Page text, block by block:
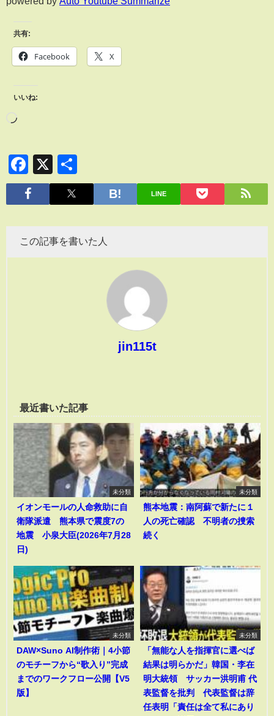
共有:
Facebook X
いいね:
Facebook
X
有
LINE
この記事を書いた人
jin115t
最近書いた記事
未分類
イオンモールの人命救助に自
衛隊派遣 熊本県で震度7の
地震 小泉大臣(2026年7月28
日)
未分類
熊本地震：南阿蘇で新たに１
人の死亡確認 不明者の捜索
続く
未分類
DAW×Suno AI制作術｜4小節
のモチーフから“歌入り”完成
までのワークフロー公開【V5
版】
未分類
「無能な人を指揮官に選べば
結果は明らかだ」韓国・李在
明大統領 サッカー洪明甫 代
表監督を批判 代表監督は辞
任表明「責任は全て私にあり